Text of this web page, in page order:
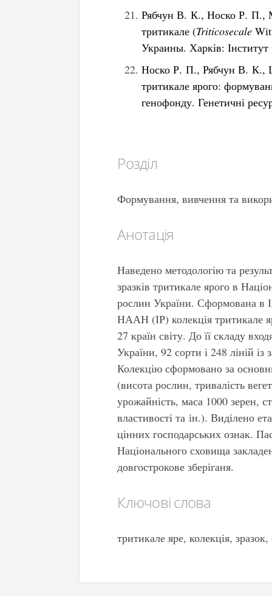
Рябчун В. К., Носко Р. П.,
тритикале (Triticosecale
Украины. Харків:
Носко Р. П., Рябчун В. К.,
тритикале ярого:
генофонду. Генетичні
Розділ
Формування, вивчення та
Анотація
Наведено методологію та
зразків тритикале ярого в
рослин України. Сформована в
НААН (ІР) колекція тритикале
27 країн світу. До її складу
України, 92 сорти і 248 ліній
Колекцію сформовано за
(висота рослин, тривалість
урожайність, маса 1000 зерен,
властивості та ін.). Виділено
цінних господарських ознак.
Національного сховища
довгострокове зберіганя.
Ключові слова
тритикале яре, колекція,